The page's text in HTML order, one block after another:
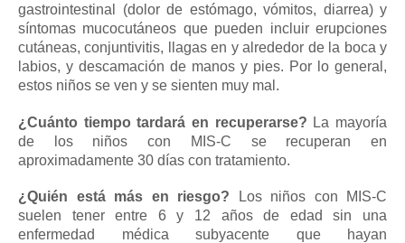
gastrointestinal (dolor de estómago, vómitos, diarrea) y
síntomas mucocutáneos que pueden incluir erupciones
cutáneas, conjuntivitis, llagas en y alrededor de la boca y
labios, y descamación de manos y pies. Por lo general,
estos niños se ven y se sienten muy mal.
¿Cuánto tiempo tardará en recuperarse? La mayoría
de los niños con MIS-C se recuperan en
aproximadamente 30 días con tratamiento.
¿Quién está más en riesgo?
Los niños con MIS-C
suelen tener entre 6 y 12 años de edad sin una
enfermedad médica subyacente que hayan